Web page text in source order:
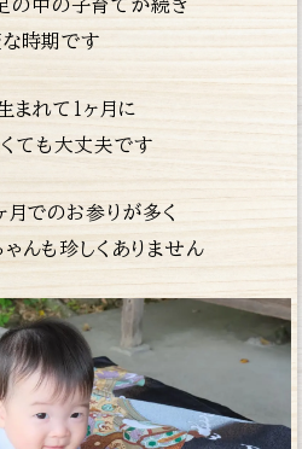
の中の子育てが続き
時期です
まれて１ヶ月に
ても大丈夫です
月でのお参りが多く
ゃんも珍しくありません